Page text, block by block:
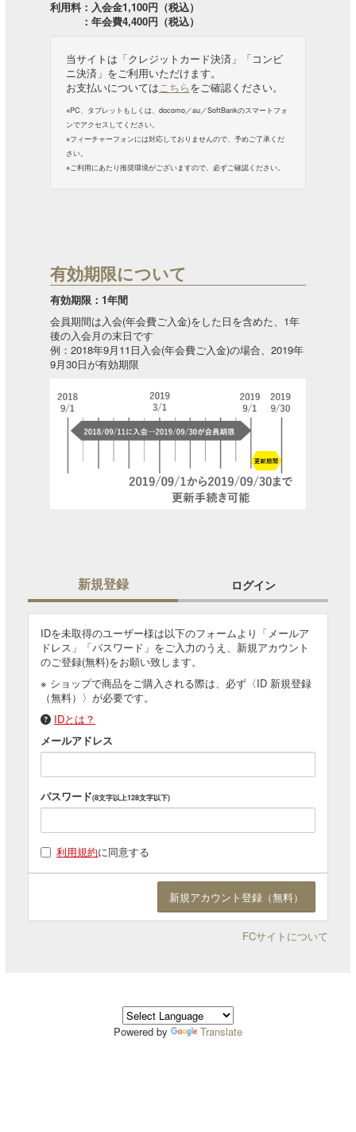
利用料：入会金1,100円（税込）
：年会費4,400円（税込）
当サイトは「クレジットカード決済」「コンビ
ニ決済」をご利用いただけます。
お支払いについては こちらをご確認ください。
※PC、タブレットもしくは、docomo／au／SoftBankのスマートフォ
ンでアクセスしてください。
※フィーチャーフォンには対応しておりませんので、予めご了承くだ
さい。
※ご利用にあたり推奨環境がございますので、必ずご確認ください。
有効期限について
有効期限：1年間
会員期間は入会(年会費ご入金)をした日を含めた、1年
後の入会月の末日です
例：2018年9月11日入会(年会費ご入金)の場合、2019年
9月30日が有効期限
新規登録 ログイン
IDを未取得のユーザー様は以下のフォームより「メールア
ドレス」「パスワード」をご入力のうえ、新規アカウント
のご登録(無料)をお願い致します。
※ ショップで商品をご購入される際は、必ず〈ID 新規登録
（無料）〉が必要です。
IDとは？
メールアドレス
パスワード(8文字以上128文字以下)
利用規約に同意する
FCサイトについて
Powered by Translate